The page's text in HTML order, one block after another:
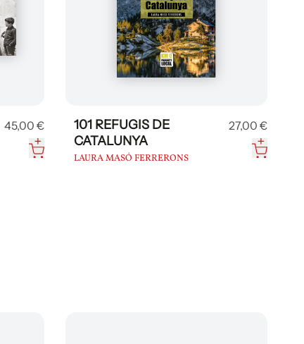
45,00 €
101 REFUGIS DE
CATALUNYA
LAURA MASÓ FERRERONS
27,00 €